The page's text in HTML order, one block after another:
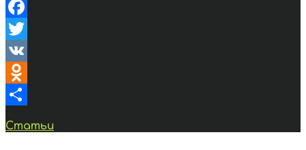
Facebook
Twitter
VK
Odnoklassniki
Статьи